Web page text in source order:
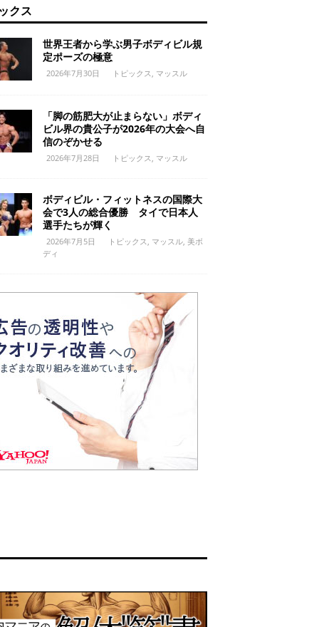
クス
世界王者から学ぶ男子ボディビル規
定ポーズの極意
2026年7月30日 トピックス マッスル
「脚の筋肥大が止まらない」ボディ
ビル界の貴公子が2026年の大会へ自
信のぞかせる
2026年7月28日 トピックス マッスル
ボディビル・フィットネスの国際大
会で3人の総合優勝 タイで日本人
選手たちが輝く
2026年7月5日 トピックス マッスル, 美ボ
ディ